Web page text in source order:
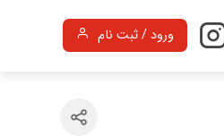
ورود / ثبت نام